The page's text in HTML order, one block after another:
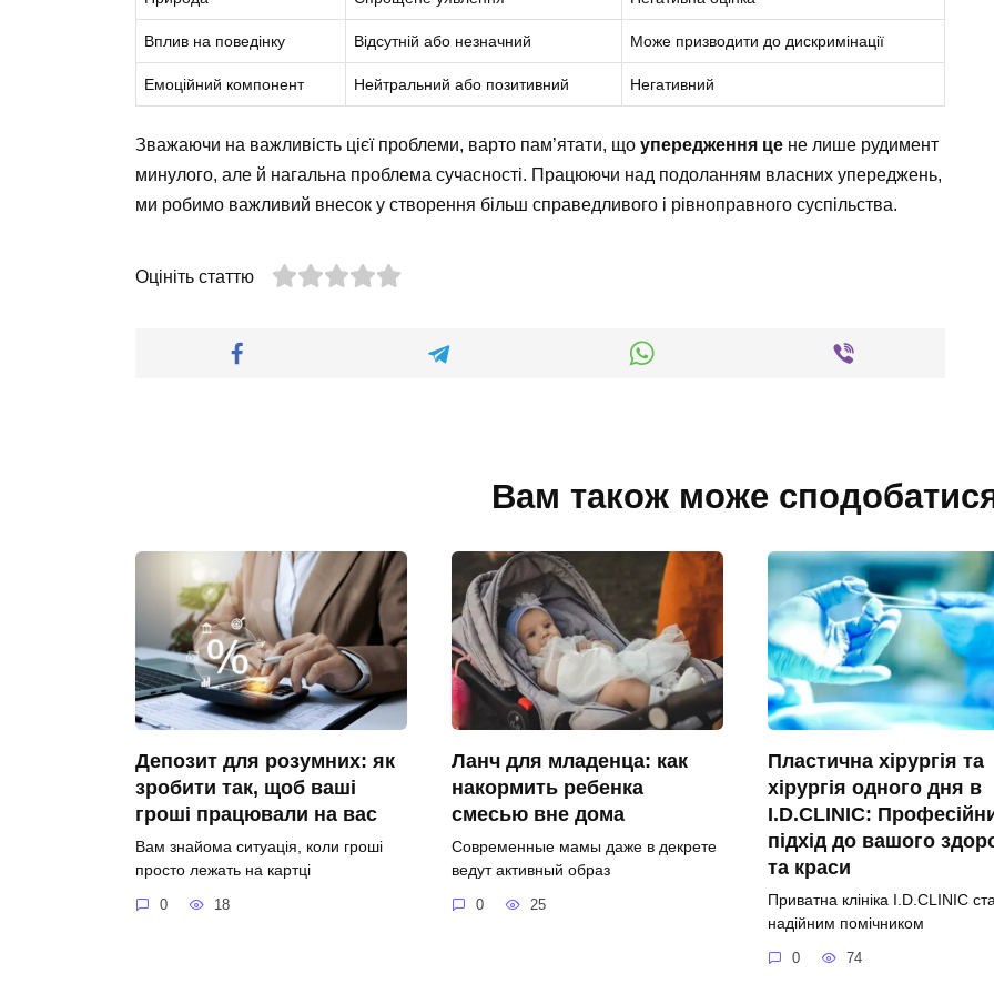
Вплив на поведінку Відсутній або незначний Може призводити до дискримінації
Емоційний компонент Нейтральний або позитивний Негативний
Зважаючи на важливість цієї проблеми, варто пам’ятати, що упередження це не лише рудимент
минулого, але й нагальна проблема сучасності. Працюючи над подоланням власних упереджень,
ми робимо важливий внесок у створення більш справедливого і рівноправного суспільства.
Оцініть статтю
Вам також може
Депозит для розумних: як
зробити так, щоб ваші
гроші працювали на вас
Вам знайома ситуація, коли гроші
просто лежать на картці
0 18
Ланч для младенца: как
накормить ребенка
смесью вне дома
Современные мамы даже в декрете
ведут активный образ
0 25
Пластична хірургія та
хірургія одного дня в
I.D.CLINIC:
підхід до вашого
та краси
Приватна клініка I.D.CLINIC
надійним помічником
0 74